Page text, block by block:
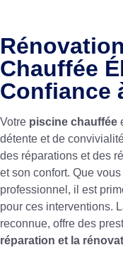
Chauffée
Confiance
Votre piscine chauffée
détente et de
des réparations et des
et son confort. Que
professionnel, il est
pour ces interventions.
reconnue, offre des
réparation et la